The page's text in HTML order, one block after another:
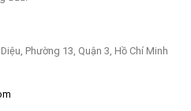
Phường 13, Quận 3, Hồ Chí Minh